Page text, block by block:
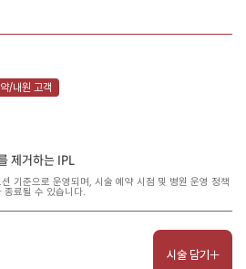
/내원 고객
제거하는 IPL
기준으로 운영되며, 시술 예약 시점 및 병원 운영 정책
종료될 수 있습니다.
시술 담기